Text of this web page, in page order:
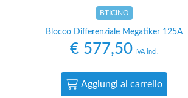
BTICINO
Blocco Differenziale Megatiker 125A
€577,50 IVA incl.
Aggiungi al carrello